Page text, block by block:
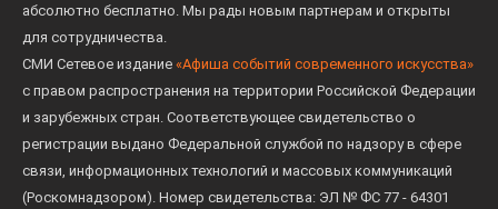
абсолютно бесплатно. Мы рады новым партнерам и открыты
для сотрудничества.
СМИ Сетевое издание «Афиша событий современного искусства»
с правом распространения на территории Российской Федерации
и зарубежных стран. Соответствующее свидетельство о
регистрации выдано Федеральной службой по надзору в сфере
связи, информационных технологий и массовых коммуникаций
(Роскомнадзором). Номер свидетельства: ЭЛ № ФС 77 - 64301